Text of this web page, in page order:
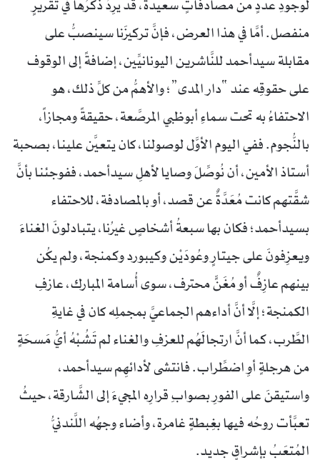
لوجودِ عددٍ من مصادفاتٍ سعيدة، قد يرِدُ ذكرُها في تقريرٍ
منفصل. أمَّا في هذا العرض، فإنَّ تركيزَنا سينصبُّ على
مقابلة سيدأحمد للنَّاشرين اليونانيِّين، إضافةً إلى الوقوف
على حقوقِه عند “دار المدى”؛ والأهمُّ من كلِّ ذلك، هو
الاحتفاءُ به تحت سماءِ أبوظبي المرصَّعة، حقيقةً ومجازاً،
بالنُّجوم. ففي اليوم الأوَّل لوصولنا، كان يتعيَّن علينا، بصحبة
أستاذ الأمين، أن نُوصِّلَ وصايا لأهلِ سيدأحمد، ففوجئنا بأنَّ
شقَّتهم كانت مُعَدَّةٌ عن قصد، أو بالمصادفة، للاحتفاء
بسيدأحمد؛ فكان بها سبعةُ أشخاصٍ غيرُنا، يتبادلونَ الغناءَ
ويعزِفونَ على جيتارٍ وعُودَيْن وكيبورد وكمنجة، ولم يكُن
بينهم عازِفٌ أو مُغَنٍّ محترف، سوى أُسامة المبارك، عازفِ
الكمنجة؛ إلَّا أنَّ أداءهم الجماعيَّ بمجملِه كان في غايةِ
الطَّرب، كما أنَّ ارتجالَهُم للعزفِ والغناء لم تَشُبْهُ أيُّ مَسحَةٍ
من هرجلةٍ أوِ اضطِّراب. فانتشى لأدائهِم سيدأحمد،
واستيقنَ على الفورِ بصوابِ قرارِه المجيءَ إلى الشَّارقة، حيثُ
تعبَّأت روحُه فيها بغِبطةٍ غامرة، وأضاء وجهُه اللَّندنيُّ
المُتعَبُ بإشراقٍ جديد.